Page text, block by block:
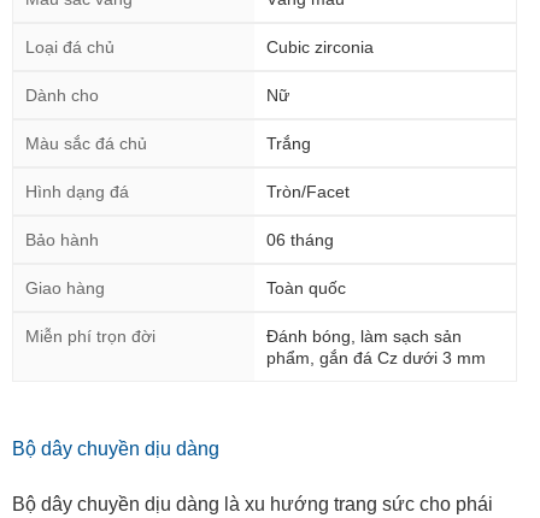
Loại đá chủ Cubic zirconia
Dành cho Nữ
Màu sắc đá chủ Trắng
Hình dạng đá Tròn/Facet
Bảo hành 06 tháng
Giao hàng Toàn quốc
Miễn phí trọn đời
Đánh bóng, làm sạch sản
phẩm, gắn đá Cz dưới 3 mm
Bộ dây chuyền dịu dàng
Bộ dây chuyền dịu dàng là xu hướng trang sức cho phái